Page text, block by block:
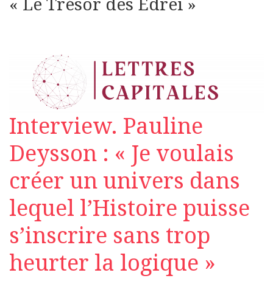
« Le Trésor des Edrei »
Interview. Pauline
Deysson : « Je voulais
créer un univers dans
lequel l’Histoire puisse
s’inscrire sans trop
heurter la logique »